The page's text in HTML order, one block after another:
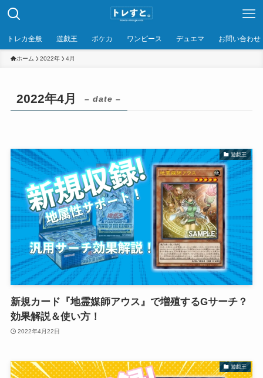
トレカ全般 遊戯王 ポケカ ワンピース デュエマ お問い合わせ
ホーム 2022年 4月
2022年4月 – date –
遊戯王
新規カード『地霊媒師アウス』で増殖するGサーチ？
効果解説＆使い方！
2022年4月22日
遊戯王